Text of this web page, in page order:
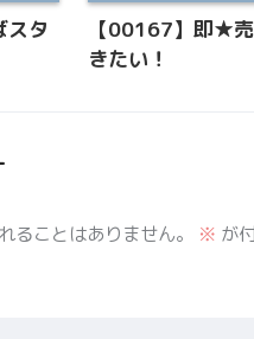
スタ
【00167】即★
きたい！
ることはありません。 ※ が